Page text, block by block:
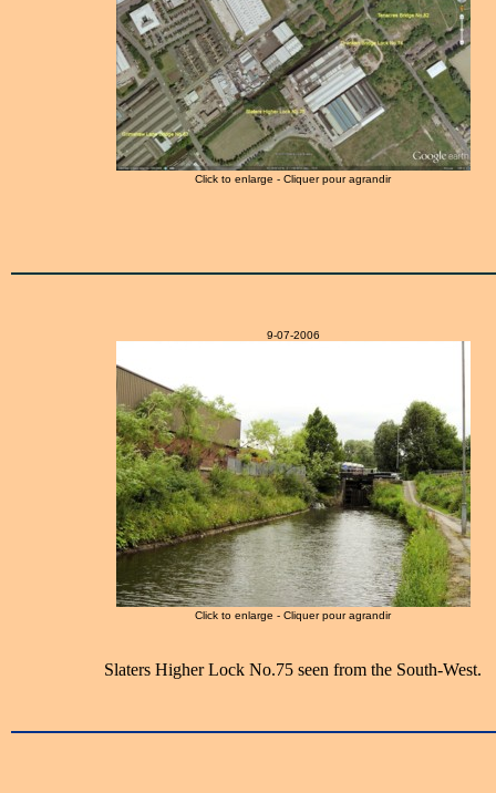
Click to enlarge - Cliquer pour agrandir
9-07-2006
Click to enlarge - Cliquer pour agrandir
Slaters Higher Lock No.75 seen from the South-West.